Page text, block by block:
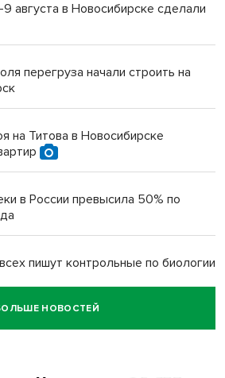
августа в Новосибирске сделали
перегруза начали строить на
на Титова в Новосибирске
в России превысила 50% по
пишут контрольные по биологии
депрессии в крови создали в
НОВОСТЕЙ